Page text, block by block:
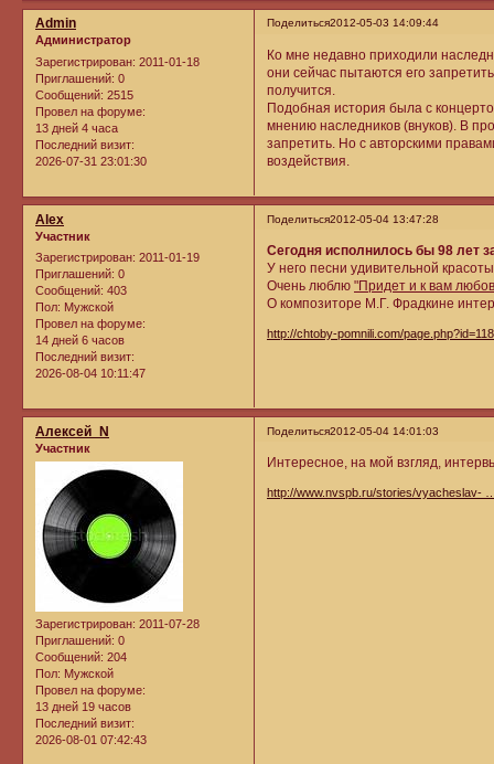
Поделиться2012-05-03 14:09:44
Admin
Администратор
Зарегистрирован: 2011-01-18
Приглашений: 0
Сообщений: 2515
Провел на форуме:
13 дней 4 часа
Последний визит:
2026-07-31 23:01:30
Ко мне недавно приходили
они сейчас пытаются его
получится.
Подобная история была с
мнению наследников (внуков). В
запретить. Но с авторскими
воздействия.
Поделиться2012-05-04 13:47:28
Alex
Участник
Зарегистрирован: 2011-01-19
Приглашений: 0
Сообщений: 403
Пол: Мужской
Провел на форуме:
14 дней 6 часов
Последний визит:
2026-08-04 10:11:47
Сегодня исполнилось бы 98 лет
У него песни удивительной
Очень люблю"Придет и к вам
О композиторе М.Г. Фрадкине
http://chtoby-pomnili.com/
Поделиться2012-05-04 14:01:03
Алексей_N
Участник
Зарегистрирован: 2011-07-28
Приглашений: 0
Сообщений: 204
Пол: Мужской
Провел на форуме:
13 дней 19 часов
Последний визит:
2026-08-01 07:42:43
Интересное, на мой взгляд,
http://www.nvspb.ru/stories/vyacheslav-